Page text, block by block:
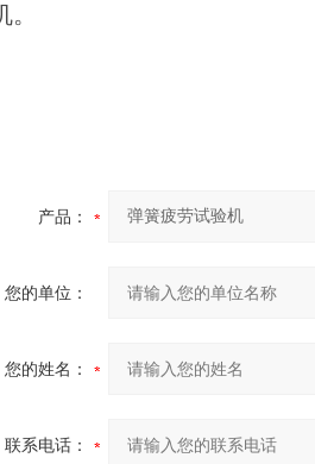
产品：
您的单位：
您的姓名：
联系电话：